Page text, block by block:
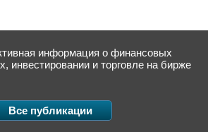
информация о финансовых
инвестировании и торговле на бирже
Все публикации